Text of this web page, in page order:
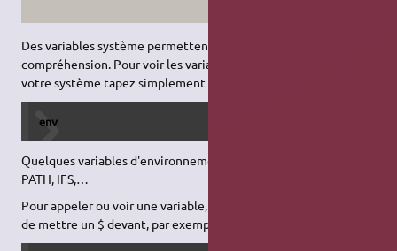
Des variables système permettent d'accélérer la saisie et la
compréhension. Pour voir les variables d'environnement de
votre système tapez simplement :
env
Quelques variables d'environnement à connaître : HOME, USER,
PATH, IFS,…
Pour appeler ou voir une variable, par exemple HOME, il suffit
de mettre un $ devant, par exemple :